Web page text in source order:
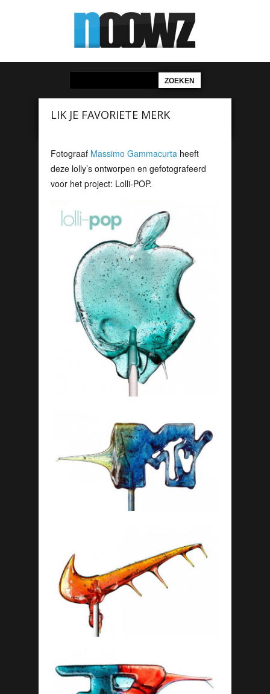
LIK JE FAVORIETE MERK
Fotograaf Massimo Gammacurta heeft
deze lolly’s ontworpen en gefotografeerd
voor het project: Lolli-POP.